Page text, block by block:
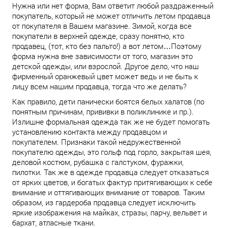
Нужна или нет форма, Вам ответит любой раздраженный
покупатель, который не может отличить летом продавца
от покупателя в Вашем магазине. Зимой, когда все
покупатели в верхней одежде, сразу понятно, кто
продавец, (тот, кто без пальто!) а вот летом…Поэтому
форма нужна вне зависимости от того, магазин это
детской одежды, или взрослой. Другое дело, что наш
фирменный оранжевый цвет может ведь и не быть к
лицу всем нашим продавца, тогда что же делать?
Как правило, дети панически боятся белых халатов (по
понятным причинам, прививки в поликлинике и пр.).
Излишне формальная одежда так же не будет помогать
установлению контакта между продавцом и
покупателем. Признаки такой недружественной
покупателю одежды, это гольф под горло, закрытая шея,
деловой костюм, рубашка с галстуком, фуражки,
пилотки. Так же в одежде продавца следует отказаться
от ярких цветов, и богатых фактур притягивающих к себе
внимание и оттягивающих внимание от товаров. Таким
образом, из гардероба продавца следует исключить
яркие изображения на майках, стразы, парчу, вельвет и
бархат, атласные ткани.